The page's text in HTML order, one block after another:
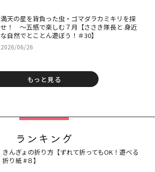
満天の星を背負った虫・ゴマダラカミキリを探
せ！ ～五感で楽しむ７月【ささき隊長と 身近
な自然でとことん遊ぼう！＃30】
2026/06/26
もっと見る
ランキング
きんぎょの折り方【ずれて折ってもOK！遊べる
折り紙 #８】